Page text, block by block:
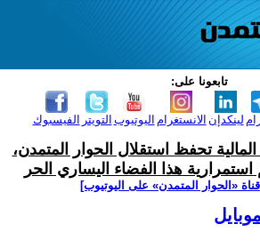
تابعونا على:
الفيسبوك التويتر اليوتيوب الانستغرام لينكدإن
تحفظ استقلال الحوار المتمدن،
هذا الفضاء اليساري الحر
‫«الحوار المتمدن» على اليوتيوب]